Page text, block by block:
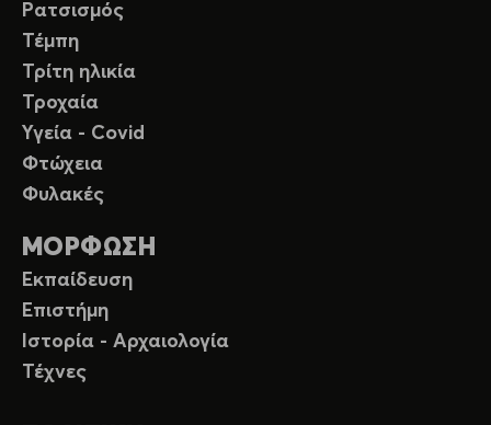
Ρατσισμός
Τέμπη
Τρίτη ηλικία
Τροχαία
Υγεία - Covid
Φτώχεια
Φυλακές
ΜΟΡΦΩΣΗ
Εκπαίδευση
Επιστήμη
Ιστορία - Αρχαιολογία
Τέχνες